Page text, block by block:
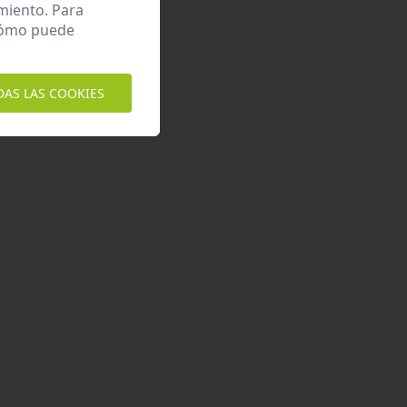
Para
puede
LAS COOKIES